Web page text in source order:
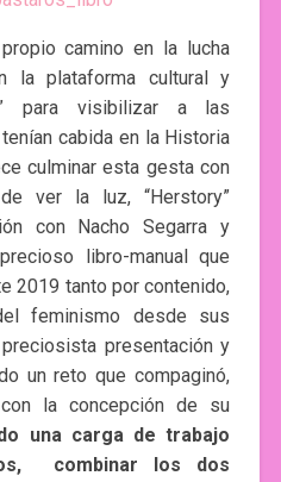
camino en la lucha
la plataforma cultural y
para visibilizar a las
cabida en la Historia
culminar esta gesta con
ver la luz, “Herstory”
con Nacho Segarra y
libro-manual que
2019 tanto por contenido,
feminismo desde sus
presentación y
un reto que compaginó,
la concepción de su
una carga de trabajo
combinar los dos